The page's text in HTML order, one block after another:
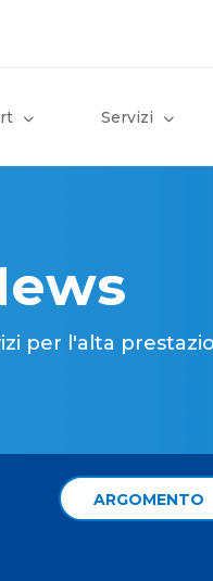
Servizi
per l'alta
ARGOMENTO